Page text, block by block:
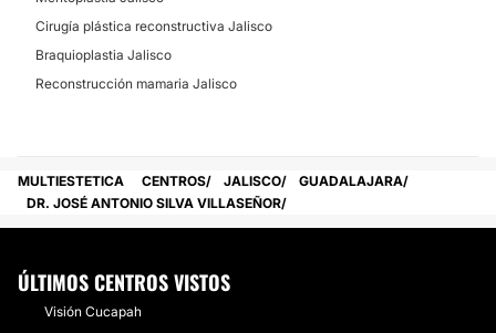
Cirugía plástica reconstructiva Jalisco
Braquioplastia Jalisco
Reconstrucción mamaria Jalisco
MULTIESTETICA CENTROS JALISCO
GUADALAJARA
DR. JOSÉ ANTONIO SILVA VILLASEÑOR
ÚLTIMOS CENTROS VISTOS
Visión Cucapah